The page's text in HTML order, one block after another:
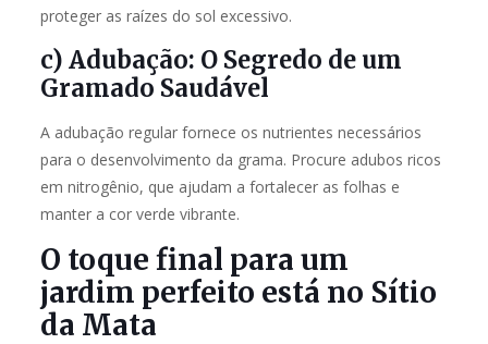
proteger as raízes do sol excessivo.
c) Adubação: O Segredo de um
Gramado Saudável
A adubação regular fornece os nutrientes necessários
para o desenvolvimento da grama. Procure adubos ricos
em nitrogênio, que ajudam a fortalecer as folhas e
manter a cor verde vibrante.
O toque final para um
jardim perfeito está no Sítio
da Mata